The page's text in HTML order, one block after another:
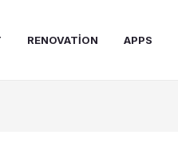
RENOVATION APPS